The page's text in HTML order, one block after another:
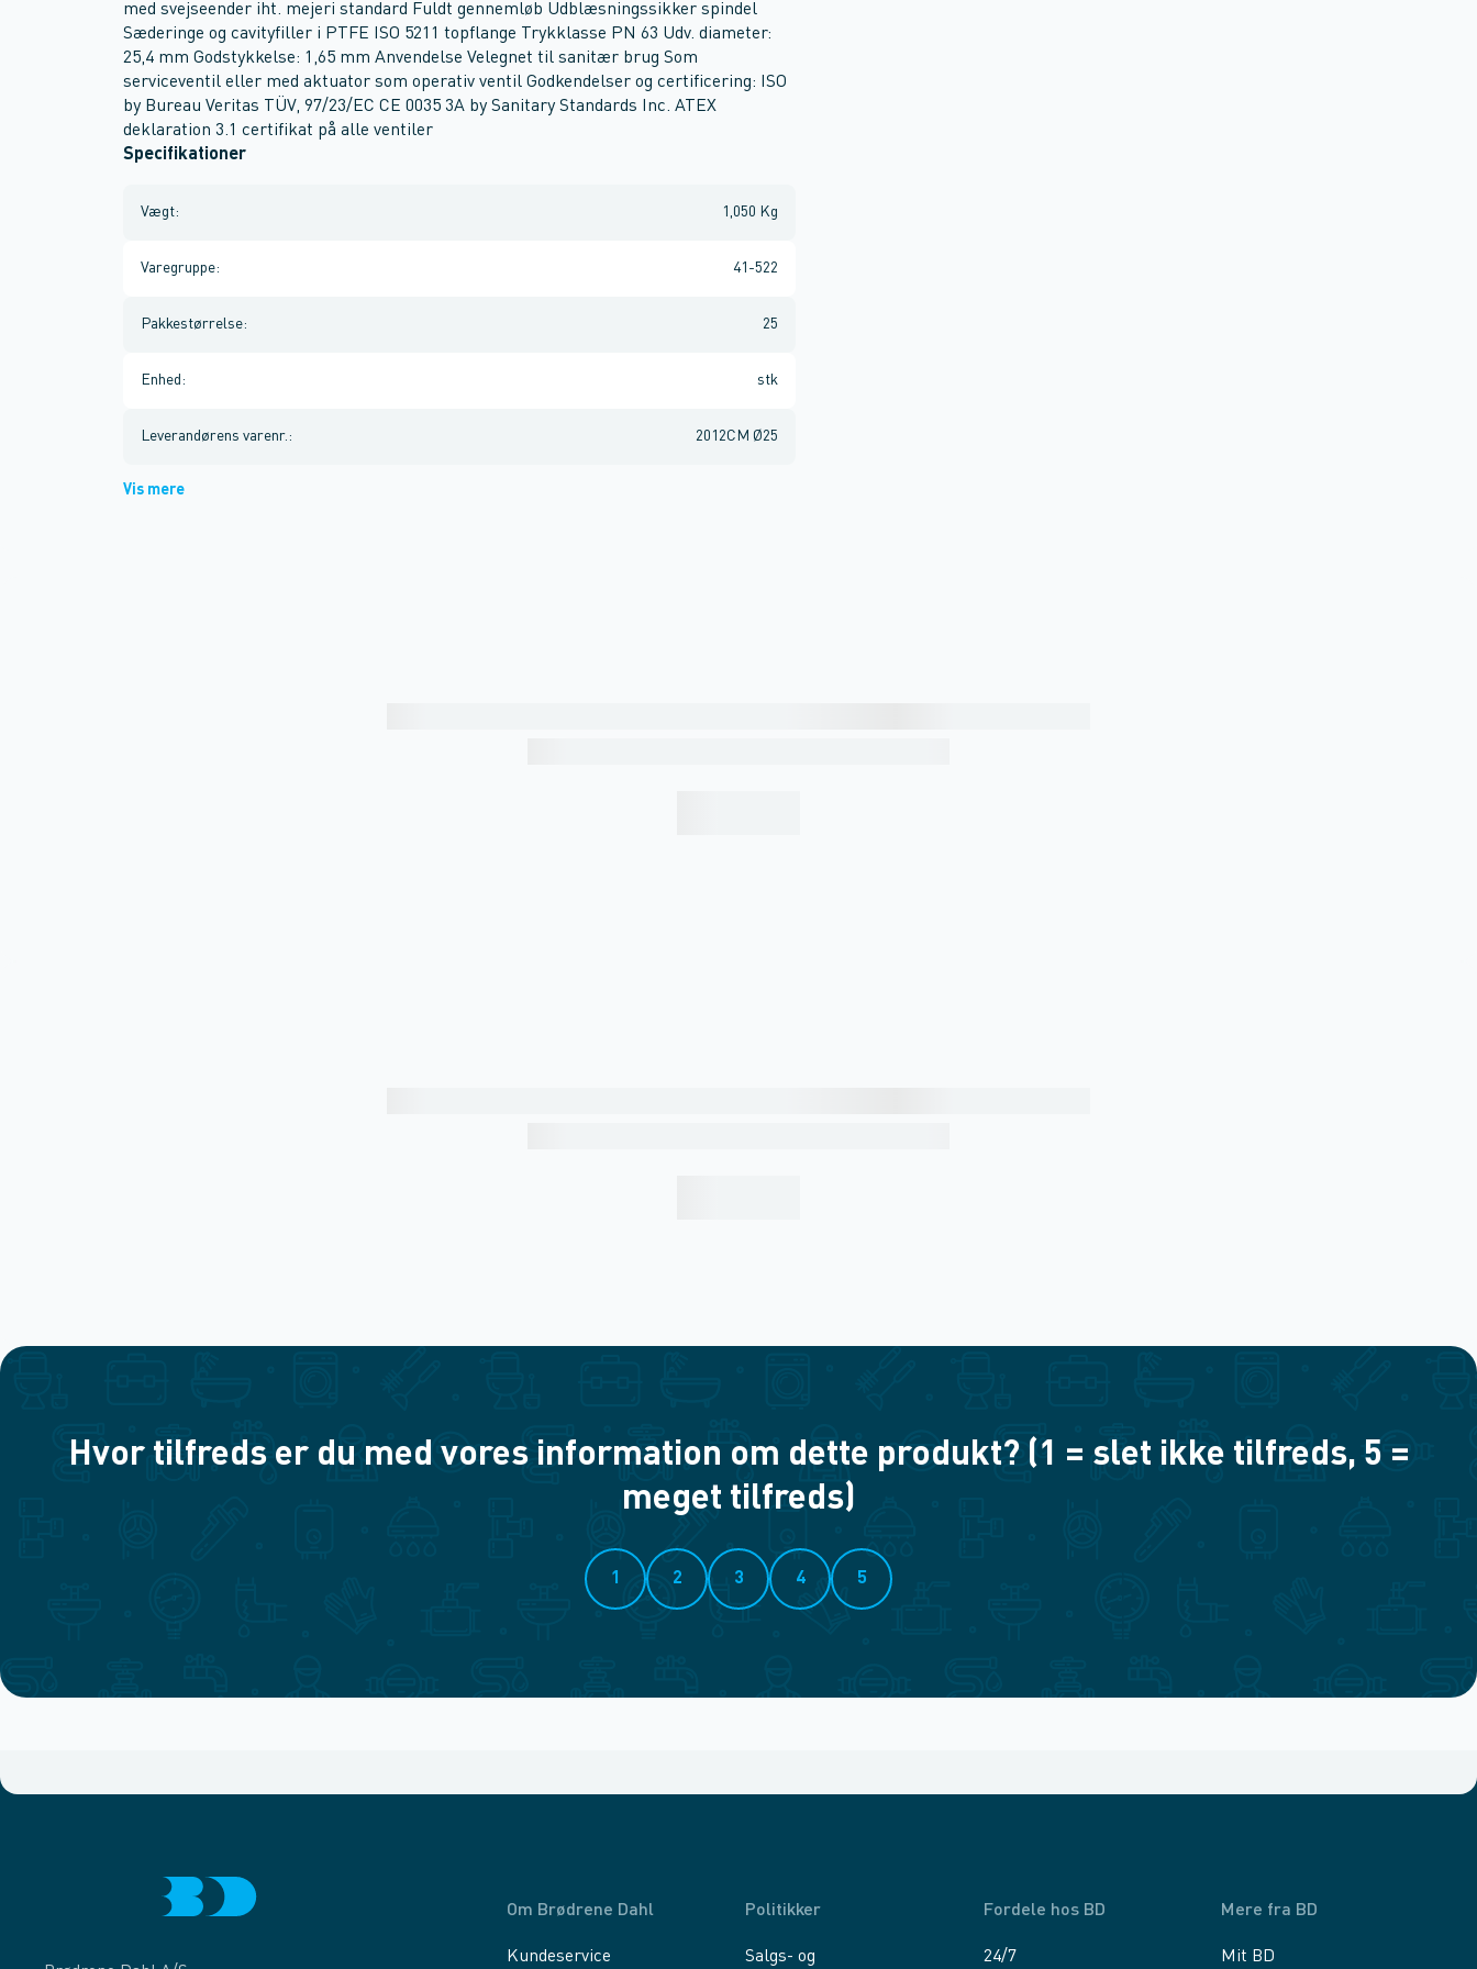
med svejseender iht. mejeri standard Fuldt gennemløb Udblæsningssikker spindel
Sæderinge og cavityfiller i PTFE ISO 5211 topflange Trykklasse PN 63 Udv. diameter:
25,4 mm Godstykkelse: 1,65 mm Anvendelse Velegnet til sanitær brug Som
serviceventil eller med aktuator som operativ ventil Godkendelser og certificering: ISO
by Bureau Veritas TÜV, 97/23/EC CE 0035 3A by Sanitary Standards Inc. ATEX
deklaration 3.1 certifikat på alle ventiler
Specifikationer
Vægt: 1,050 Kg
Varegruppe: 41-522
Pakkestørrelse: 25
Enhed : stk
Leverandørens varenr. : 2012CM Ø25
Vis mere
Hvor tilfreds er du med vores information om dette produkt? (1 = slet ikke tilfreds, 5 =
meget tilfreds)
1 2 3 4 5
Om Brødrene Dahl
Kundeservice
Politikker
Salgs- og
Fordele hos BD
24/7
Mere fra BD
Mit BD